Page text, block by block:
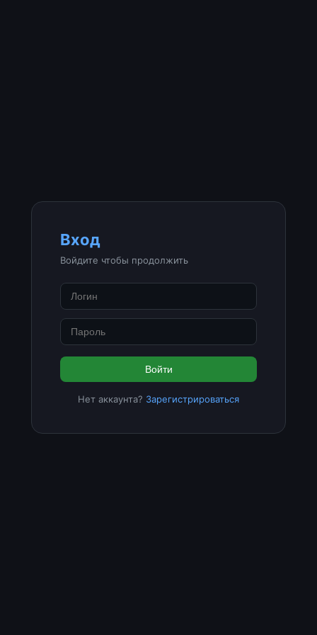
Вход
Войдите чтобы продолжить
Войти
Нет аккаунта? Зарегистрироваться